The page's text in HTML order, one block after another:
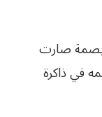
بصمة صارت
في ذاكرة